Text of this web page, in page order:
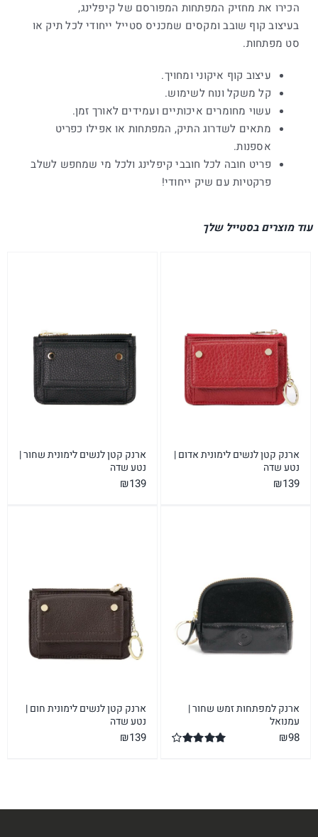
הכירו את מחזיק המפתחות המפורסם של קיפלינג,
בעיצוב קוף שובב ומקסים שמכניס סטייל ייחודי לכל תיק או
סט מפתחות.
עיצוב קוף איקוני ומחויך.
קל משקל ונוח לשימוש.
עשוי מחומרים איכותיים ועמידים לאורך זמן.
מתאים לשדרוג התיק, המפתחות או אפילו כפריט
אספנות.
פריט חובה לכל חובבי קיפלינג ולכל מי שמחפש לשלב
פרקטיות עם שיק ייחודי!
עוד מוצרים בסטייל שלך
ארנק קטן לנשים לימונית אדום |
נטע שדה
₪139
ארנק קטן לנשים לימונית שחור |
נטע שדה
₪139
ארנק למפתחות זמש שחור |
עמנואל
₪98
ארנק קטן לנשים לימונית חום |
נטע שדה
₪139